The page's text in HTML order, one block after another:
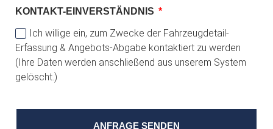
KONTAKT-EINVERSTÄNDNIS
Ich willige ein, zum Zwecke der Fahrzeugdetail-
Erfassung & Angebots-Abgabe kontaktiert zu werden
(Ihre Daten werden anschließend aus unserem System
gelöscht.)
ANFRAGE SENDEN